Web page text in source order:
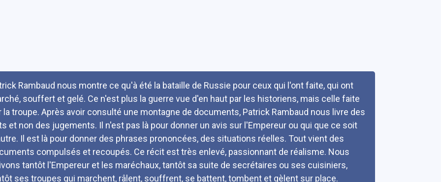
Rambaud nous montre ce qu'à été la bataille de Russie pour ceux qui l'ont faite, qui ont
souffert et gelé. Ce n'est plus la guerre vue d'en haut par les historiens, mais celle faite
la troupe. Après avoir consulté une montagne de documents, Patrick Rambaud nous livre des
et non des jugements. Il n'est pas là pour donner un avis sur l'Empereur ou qui que ce soit
Il est là pour donner des phrases prononcées, des situations réelles. Tout vient des
compulsés et recoupés. Ce récit est très enlevé, passionnant de réalisme. Nous
tantôt l'Empereur et les maréchaux, tantôt sa suite de secrétaires ou ses cuisiniers,
ses troupes qui marchent, râlent, souffrent, se battent, tombent et gèlent sur place.